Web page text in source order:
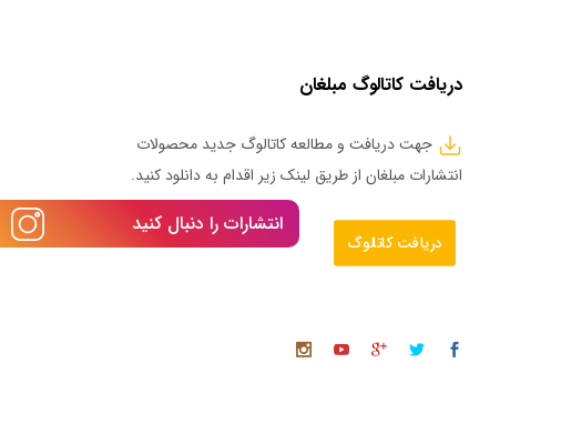
دریافت کاتالوگ مبلغان
جهت دریافت و مطالعه کاتالوگ جدید محصولات
انتشارات مبلغان از طریق لینک زیر اقدام به دانلود کنید.
دریافت کاتالوگ
انتشارات را دنبال کنید